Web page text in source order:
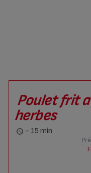
Poulet frit
herbes
- 15 min